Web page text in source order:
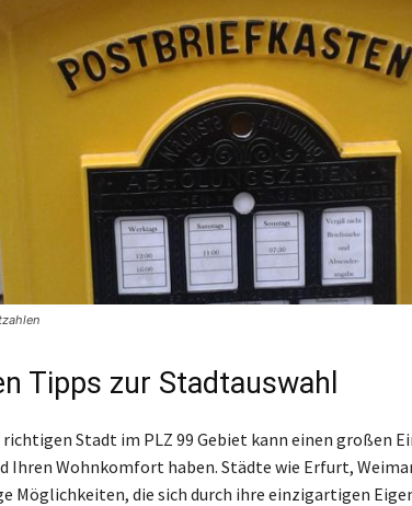
Tipps zur Stadtauswahl
richtigen Stadt im PLZ 99 Gebiet kann einen großen
Ihren Wohnkomfort haben. Städte wie Erfurt,
Möglichkeiten, die sich durch ihre einzigartigen